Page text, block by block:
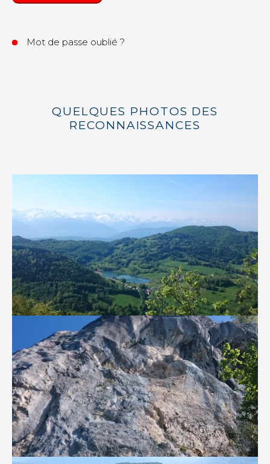
Mot de passe oublié ?
QUELQUES PHOTOS DES
RECONNAISSANCES